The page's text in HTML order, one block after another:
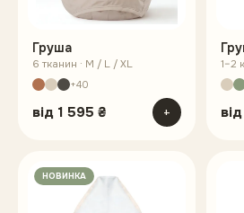
Груша
6 тканин · M / L / XL
+40
від 1 595 ₴ +
1–2
від
НОВИНКА